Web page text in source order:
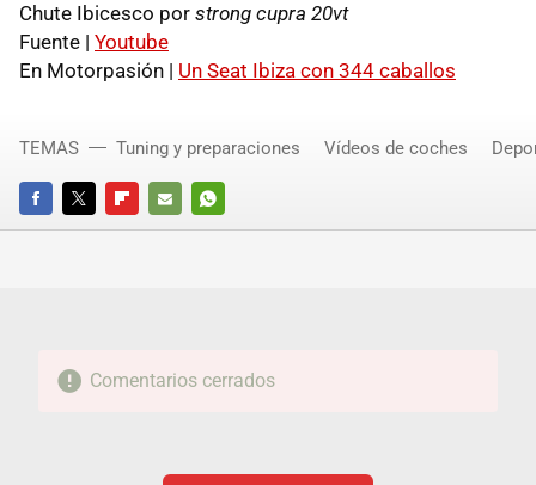
Chute Ibicesco por strong cupra 20vt
Fuente | Youtube
En Motorpasión | Un Seat Ibiza con 344 caballos
FACEBOOKTWITTERFLIPBOARD
E-
WHATSAPP
TEMAS Tuning y preparaciones Vídeos de coches
Comentarios cerrados